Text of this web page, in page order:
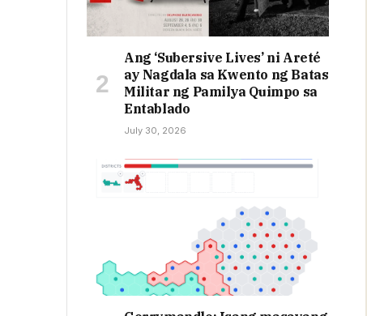
Ang ‘Subersive Lives’ ni Areté
ay Nagdala sa Kwento ng Batas
Militar ng Pamilya Quimpo sa
Entablado
July 30, 2026